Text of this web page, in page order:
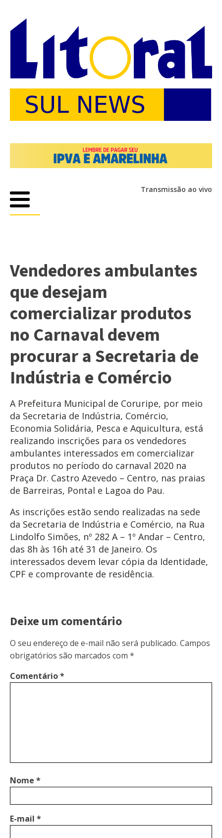
Transmissão ao vivo
Vendedores ambulantes
que desejam
comercializar produtos
no Carnaval devem
procurar a Secretaria de
Indústria e Comércio
A Prefeitura Municipal de Coruripe, por meio
da Secretaria de Indústria, Comércio,
Economia Solidária, Pesca e Aquicultura, está
realizando inscrições para os vendedores
ambulantes interessados em comercializar
produtos no período do carnaval 2020 na
Praça Dr. Castro Azevedo – Centro, nas praias
de Barreiras, Pontal e Lagoa do Pau.
As inscrições estão sendo realizadas na sede
da Secretaria de Indústria e Comércio, na Rua
Lindolfo Simões, nº 282 A – 1º Andar – Centro,
das 8h às 16h até 31 de Janeiro. Os
interessados devem levar cópia da Identidade,
CPF e comprovante de residência.
Deixe um comentário
O seu endereço de e-mail não será publicado. Campos
obrigatórios são marcados com *
Comentário*
Nome *
E-mail *